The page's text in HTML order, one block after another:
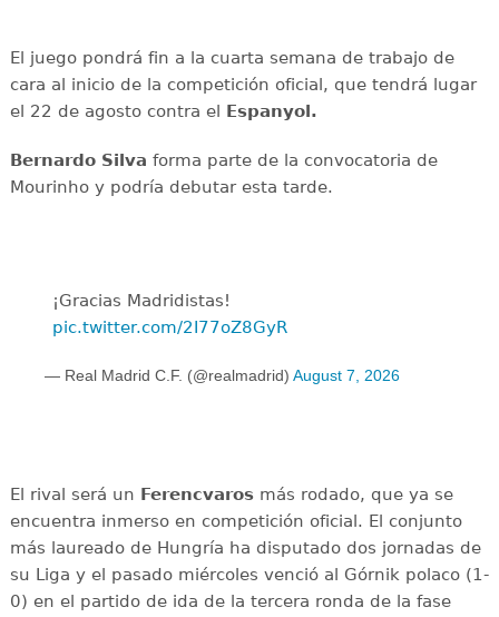
El juego pondrá fin a la cuarta semana de trabajo de
cara al inicio de la competición oficial, que tendrá lugar
el 22 de agosto contra el Espanyol.
Bernardo Silva forma parte de la convocatoria de
Mourinho y podría debutar esta tarde.
¡Gracias Madridistas!
pic.twitter.com/2I77oZ8GyR
— Real Madrid C.F. (@realmadrid) August 7, 2026
El rival será un Ferencvarosmás rodado, que ya se
encuentra inmerso en competición oficial. El conjunto
más laureado de Hungría ha disputado dos jornadas de
su Liga y el pasado miércoles venció al Górnik polaco (1-
0) en el partido de ida de la tercera ronda de la fase